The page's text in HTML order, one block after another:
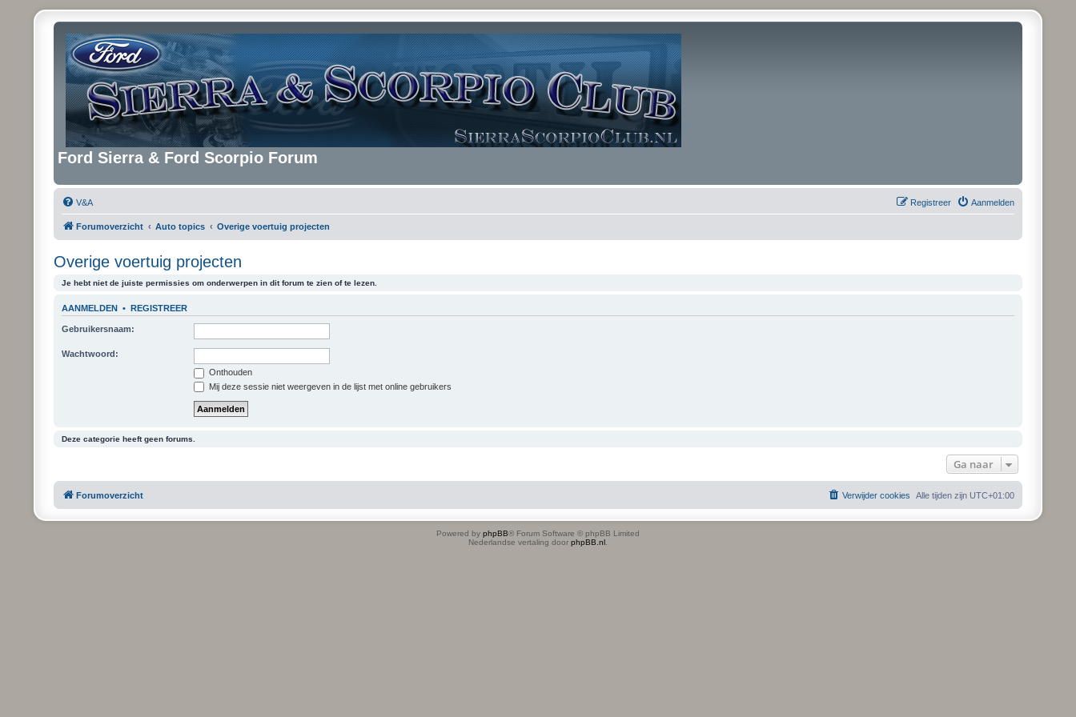
Ford Sierra & Ford Scorpio Forum
V&A Aanmelden
Registreer
Forumoverzicht Auto topics Overige voertuig projecten
Overige voertuig projecten
Je hebt niet de juiste permissies om onderwerpen in dit forum te zien of te lezen.
AANMELDEN •REGISTREER
Gebruikersnaam:
Wachtwoord:
Onthouden
Mij deze sessie niet weergeven in de lijst met online gebruikers
Deze categorie heeft geen forums.
Ga naar
Forumoverzicht Alle tijden zijn UTC+01:00
Verwijder cookies
Powered by phpBB® Forum Software © phpBB Limited
Nederlandse vertaling door phpBB.nl.